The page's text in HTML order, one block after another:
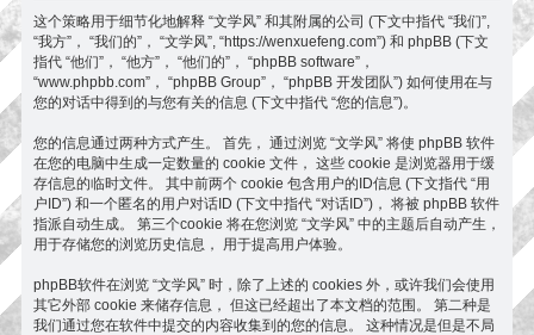
这个策略用于细节化地解释 “文学风” 和其附属的公司 (下文中指代 “我们”,
“我方”， “我们的”， “文学风”, “https://wenxuefeng.com”) 和 phpBB (下文
指代 “他们”， “他方”， “他们的”， “phpBB software”，
“www.phpbb.com”， “phpBB Group”， “phpBB 开发团队”) 如何使用在与
您的对话中得到的与您有关的信息 (下文中指代 “您的信息”)。
您的信息通过两种方式产生。 首先， 通过浏览 “文学风” 将使 phpBB 软件
在您的电脑中生成一定数量的 cookie 文件， 这些 cookie 是浏览器用于缓
存信息的临时文件。 其中前两个 cookie 包含用户的ID信息 (下文指代 “用
户ID”) 和一个匿名的用户对话ID (下文中指代 “对话ID”)， 将被 phpBB 软件
指派自动生成。 第三个cookie 将在您浏览 “文学风” 中的主题后自动产生，
用于存储您的浏览历史信息， 用于提高用户体验。
phpBB软件在浏览 “文学风” 时，除了上述的 cookies 外，或许我们会使用
其它外部 cookie 来储存信息， 但这已经超出了本文档的范围。 第二种是
我们通过您在软件中提交的内容收集到的您的信息。 这种情况是但是不局